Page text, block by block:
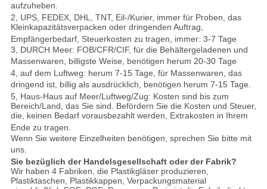
aufzuheben.
2, UPS, FEDEX, DHL, TNT, Eil-/Kurier, immer für Proben, das
Kleinkapazitätsverpacken oder dringenden Auftrag,
Empfängerbedarf, Steuerkosten zu tragen, immer: 3-7 Tage
3, DURCH Meer: FOB/CFR/CIF, für die Behältergeladenen und
Massenwaren, billigste Weise, benötigen herum 20-30 Tage
4, auf dem Luftweg: herum 7-15 Tage, für Massenwaren, das
dringend ist, billig als ausdrücklich, benötigen herum 7-15 Tage.
5, Haus-Haus auf Meer/Luftweg/Zug: Kosten sind bis zum
Bereich/Land, das Sie sind. Befördern Sie die Kosten und Steuer,
die, keinen Bedarf vorausbezahlt werden, Extrakosten in Ihrem
Ende zu tragen.
Wenn Sie weitere Einzelheiten benötigen, sprechen Sie bitte mit
uns.
Sie bezüglich der Handelsgesellschaft oder der Fabrik?
Wir haben 4 Fabriken, die Plastikgläser produzieren,
Plastiktaschen, Plastikkappen, Verpackungsmaterial